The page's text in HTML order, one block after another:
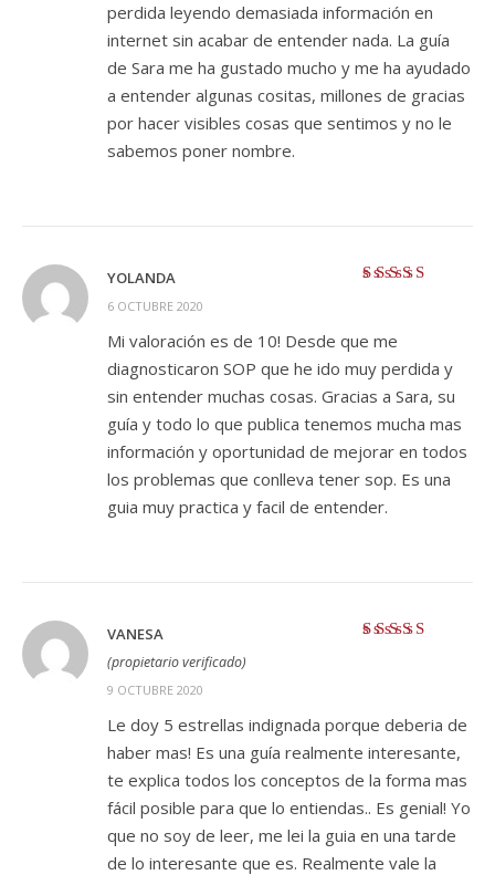
perdida leyendo demasiada información en
internet sin acabar de entender nada. La guía
de Sara me ha gustado mucho y me ha ayudado
a entender algunas cositas, millones de gracias
por hacer visibles cosas que sentimos y no le
sabemos poner nombre.
YOLANDA
6 OCTUBRE 2020
Mi valoración es de 10! Desde que me
diagnosticaron SOP que he ido muy perdida y
sin entender muchas cosas. Gracias a Sara, su
guía y todo lo que publica tenemos mucha mas
información y oportunidad de mejorar en todos
los problemas que conlleva tener sop. Es una
guia muy practica y facil de entender.
VANESA
(propietario verificado)
9 OCTUBRE 2020
Le doy 5 estrellas indignada porque deberia de
haber mas! Es una guía realmente interesante,
te explica todos los conceptos de la forma mas
fácil posible para que lo entiendas.. Es genial! Yo
que no soy de leer, me lei la guia en una tarde
de lo interesante que es. Realmente vale la